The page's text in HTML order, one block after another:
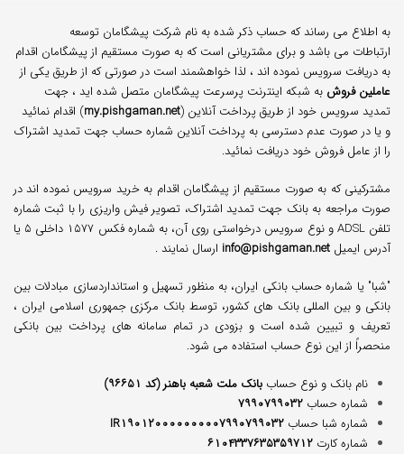
به اطلاع می رساند که حساب ذکر شده به نام شرکت پیشگامان توسعه
ارتباطات می باشد و برای مشتریانی است که به صورت مستقیم از پیشگامان اقدام
به دریافت سرویس نموده اند ، لذا خواهشمند است در صورتی که از طریق یکی از
عاملین فروش به شبکه اینترنت پرسرعت پیشگامان متصل شده اید ، جهت
تمدید سرویس خود از طریق پرداخت آنلاین (my.pishgaman.net) اقدام نمائید
و یا در صورت عدم دسترسی به پرداخت آنلاین شماره حساب جهت تمدید اشتراک
را از عامل فروش خود دریافت نمائید.
مشترکینی که به صورت مستقیم از پیشگامان اقدام به خرید سرویس نموده اند در
صورت مراجعه به بانک جهت تمدید اشتراک، تصویر فیش واریزی را با ثبت شماره
تلفن ADSL و نوع سرویس درخواستی روی آن، به شماره فکس ۱۵۷۷ داخلی ۵ یا
آدرس ایمیل
info@pishgaman.net ارسال نمایند .
"شبا" یا شماره حساب بانکی ایران، به منظور تسهیل و استانداردسازی مبادلات بین
بانکی و بین المللی بانک های کشور، توسط بانک مرکزی جمهوری اسلامی ایران ،
تعریف و تبیین شده است و بزودی در تمام سامانه های پرداخت بین بانکی
منحصراً از این نوع حساب استفاده می شود.
نام بانک و نوع حساب بانک ملت شعبه باهنر (کد ۹۶۶۵۱)
شماره حساب
شماره شبا حساب
شماره کارت